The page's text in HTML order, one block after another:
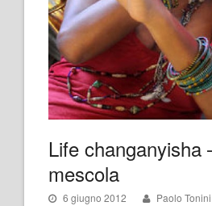
Life changanyisha
mescola
6 giugno 2012 Paolo Tonini